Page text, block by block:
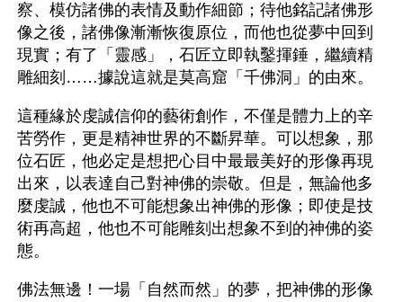
察、模仿諸佛的表情及動作細節；待他銘記諸佛形
像之後，諸佛像漸漸恢復原位，而他也從夢中回到
現實；有了「靈感」，石匠立即執鑿揮錘，繼續精
雕細刻……據說這就是莫高窟「千佛洞」的由來。
這種緣於虔誠信仰的藝術創作，不僅是體力上的辛
苦勞作，更是精神世界的不斷昇華。可以想象，那
位石匠，他必定是想把心目中最最美好的形像再現
出來，以表達自己對神佛的崇敬。但是，無論他多
麼虔誠，他也不可能想象出神佛的形像；即使是技
術再高超，他也不可能雕刻出想象不到的神佛的姿
態。
佛法無邊！一場「自然而然」的夢，把神佛的形像